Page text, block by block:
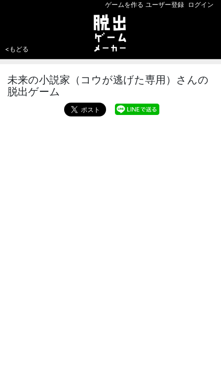
ゲームを作る ユーザー登録 ログイン
<もどる
未来の小説家（コウが逃げた専用）さんの
脱出ゲーム